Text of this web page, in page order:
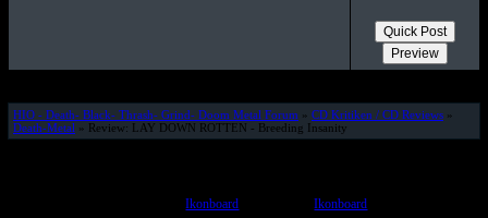
HIO - Death- Black- Thrash- Grind- Doom Metal Forum » CD Kritiken / CD Reviews»
Death-Metal » Review: LAY DOWN ROTTEN - Breeding Insanity
Powered byIkonboard 3.1.5 © 2006Ikonboard